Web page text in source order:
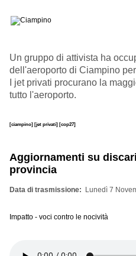
Un gruppo di attivista ha
dell'aeroporto di Ciampino
I jet privati procurano la
tutto l'aeroporto.
[ciampino] [jet privati] [cop27]
Aggiornamenti su
provincia
Data di trasmissione Lunedì 7
Impatto - voci contro le nocività